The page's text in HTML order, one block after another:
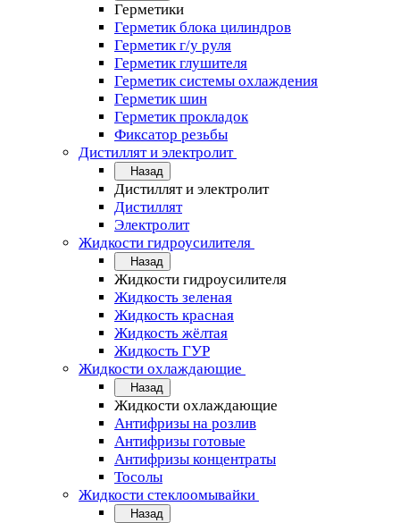
Герметики
Герметик блока цилиндров
Герметик г/у руля
Герметик глушителя
Герметик системы охлаждения
Герметик шин
Герметик прокладок
Фиксатор резьбы
Дистиллят и электролит
Назад
Дистиллят и электролит
Дистиллят
Электролит
Жидкости гидроусилителя
Назад
Жидкости гидроусилителя
Жидкость зеленая
Жидкость красная
Жидкость жёлтая
Жидкость ГУР
Жидкости охлаждающие
Назад
Жидкости охлаждающие
Антифризы на розлив
Антифризы готовые
Антифризы концентраты
Тосолы
Жидкости стеклоомывайки
Назад